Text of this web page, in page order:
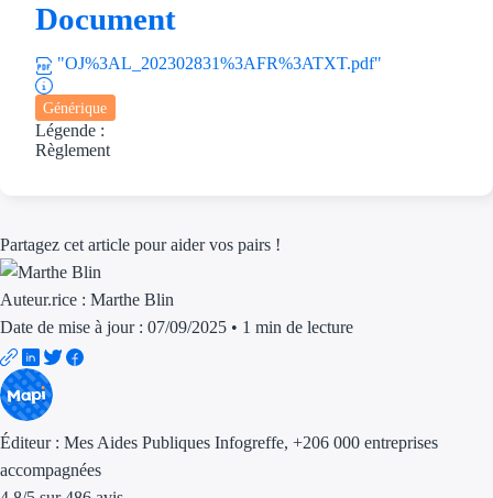
Aides Région
Recherche autonome
Document
"OJ%3AL_202302831%3AFR%3ATXT.pdf"
Générique
Légende :
Règlement
Partagez cet article pour aider vos pairs !
Auteur.rice : Marthe Blin
Date de mise à jour : 07/09/2025 • 1 min de lecture
Éditeur : Mes Aides Publiques Infogreffe, +206 000 entreprises
accompagnées